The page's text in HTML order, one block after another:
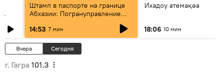
Штамп в паспорте на границе
Абхазии: Погрануправление
СГБ разъяснило правила для
туристов
14:53 7 мин
Ихадоу атемақәа
18:06 10 мин
Вчера Сегодня
г. Гагра 101.3